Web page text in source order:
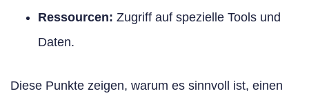
Ressourcen: Zugriff auf spezielle Tools und
Daten.
Diese Punkte zeigen, warum es sinnvoll ist, einen